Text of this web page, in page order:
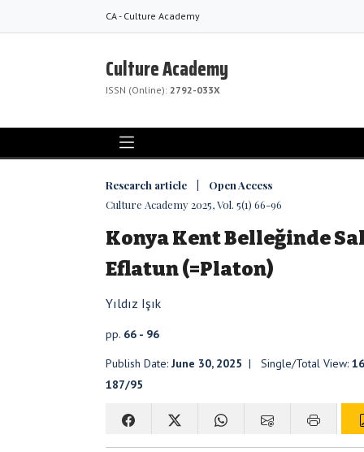
CA - Culture Academy
Culture Academy
ISSN (Online): 2792-033X
Research article | Open Access
Culture Academy 2025, Vol. 5(1) 66-96
Konya Kent Belleğinde
Eflatun (=Platon)
Yıldız Işık
pp. 66 - 96
Publish Date: June 30, 2025 | Single/Total View:
187/95